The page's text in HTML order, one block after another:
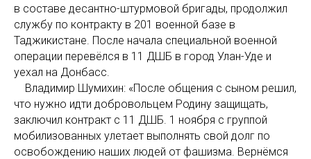
в составе десантно-штурмовой бригады, продолжил
службу по контракту в 201 военной базе в
Таджикистане. После начала специальной военной
операции перевёлся в 11 ДШБ в город Улан-Уде и
уехал на Донбасс.
Владимир Шумихин: «После общения с сыном решил,
что нужно идти добровольцем Родину защищать,
заключил контракт с 11 ДШБ. 1 ноября с группой
мобилизованных улетает выполнять свой долг по
освобождению наших людей от фашизма. Вернёмся